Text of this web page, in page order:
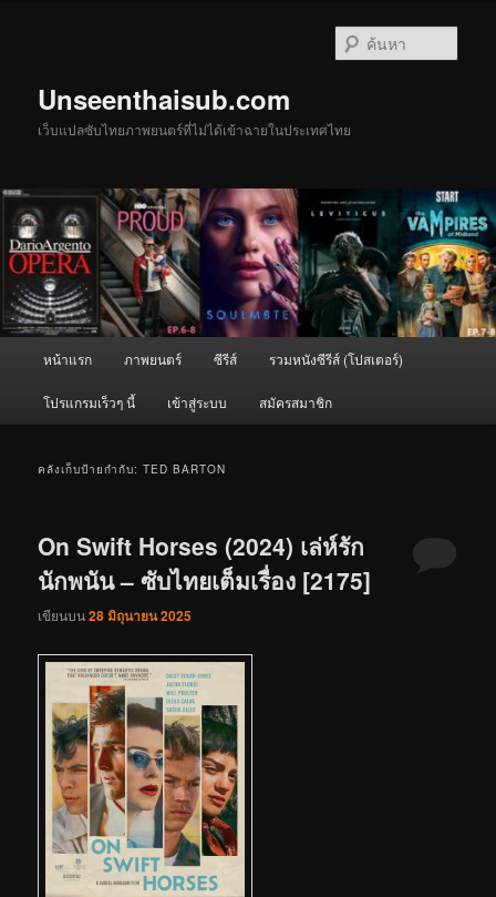
Unseenthaisub.com
เว็บแปลซับไทยภาพยนตร์ที่ไม่ได้เข้าฉายในประเทศไทย
หน้าแรก ภาพยนตร์ ซีรีส์ รวมหนังซีรีส์ (โปสเตอร์)
โปรแกรมเร็วๆ นี้ เข้าสู่ระบบ สมัครสมาชิก
คลังเก็บป้ายกำกับ:TED BARTON
On Swift Horses (2024) เล่ห์รัก
นักพนัน – ซับไทยเต็มเรื่อง [2175]
เขียนบน28 มิถุนายน 2025